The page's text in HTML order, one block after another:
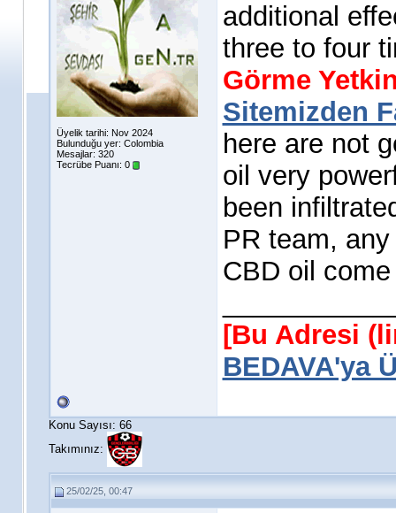
Üyelik tarihi: Nov 2024
Bulunduğu yer: Colombia
Mesajlar: 320
Tecrübe Puanı: 0
additional
three to four
Görme
Sitemizden
here are not
oil very
been
PR team,
CBD oil
[Bu Adresi
BEDAVA'ya
Konu Sayısı: 66
Takımınız:
25/02/25, 00:47